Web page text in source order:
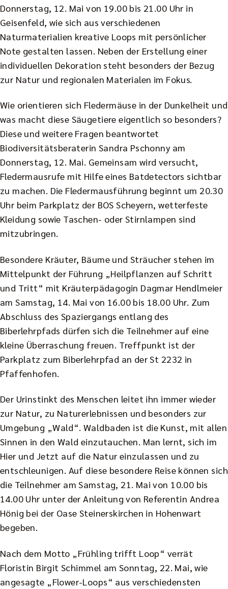
Donnerstag, 12. Mai von 19.00 bis 21.00 Uhr in
Geisenfeld, wie sich aus verschiedenen
Naturmaterialien kreative Loops mit persönlicher
Note gestalten lassen. Neben der Erstellung einer
individuellen Dekoration steht besonders der Bezug
zur Natur und regionalen Materialen im Fokus.
Wie orientieren sich Fledermäuse in der Dunkelheit und
was macht diese Säugetiere eigentlich so besonders?
Diese und weitere Fragen beantwortet
Biodiversitätsberaterin Sandra Pschonny am
Donnerstag, 12. Mai. Gemeinsam wird versucht,
Fledermausrufe mit Hilfe eines Batdetectors sichtbar
zu machen. Die Fledermausführung beginnt um 20.30
Uhr beim Parkplatz der BOS Scheyern, wetterfeste
Kleidung sowie Taschen- oder Stirnlampen sind
mitzubringen.
Besondere Kräuter, Bäume und Sträucher stehen im
Mittelpunkt der Führung „Heilpflanzen auf Schritt
und Tritt“ mit Kräuterpädagogin Dagmar Hendlmeier
am Samstag, 14. Mai von 16.00 bis 18.00 Uhr. Zum
Abschluss des Spaziergangs entlang des
Biberlehrpfads dürfen sich die Teilnehmer auf eine
kleine Überraschung freuen. Treffpunkt ist der
Parkplatz zum Biberlehrpfad an der St 2232 in
Pfaffenhofen.
Der Urinstinkt des Menschen leitet ihn immer wieder
zur Natur, zu Naturerlebnissen und besonders zur
Umgebung „Wald“. Waldbaden ist die Kunst, mit allen
Sinnen in den Wald einzutauchen. Man lernt, sich im
Hier und Jetzt auf die Natur einzulassen und zu
entschleunigen. Auf diese besondere Reise können sich
die Teilnehmer am Samstag, 21. Mai von 10.00 bis
14.00 Uhr unter der Anleitung von Referentin Andrea
Hönig bei der Oase Steinerskirchen in Hohenwart
begeben.
Nach dem Motto „Frühling trifft Loop“ verrät
Floristin Birgit Schimmel am Sonntag, 22. Mai, wie
angesagte „Flower-Loops“ aus verschiedensten